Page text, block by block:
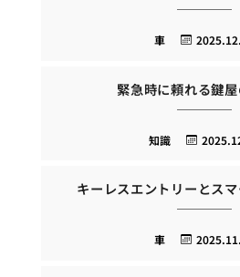
車
緊急時に頼れる鍵
知識
キーレスエントリーとス
車